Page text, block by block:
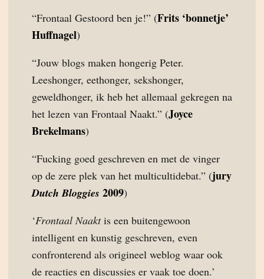
“Frontaal Gestoord ben je!” (Frits ‘bonnetje’
Huffnagel)
“Jouw blogs maken hongerig Peter.
Leeshonger, eethonger, sekshonger,
geweldhonger, ik heb het allemaal gekregen na
het lezen van Frontaal Naakt.” (Joyce
Brekelmans)
“Fucking goed geschreven en met de vinger
op de zere plek van het multicultidebat.” (jury
Dutch Bloggies 2009)
‘Frontaal Naaktis een buitengewoon
intelligent en kunstig geschreven, even
confronterend als origineel weblog waar ook
de reacties en discussies er vaak toe doen.’